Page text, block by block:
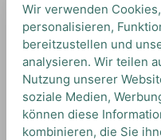
TIPS & TRICKS
HOW TO DRINK
Dieser Gin eignet
mitteltrockenen
für Cocktails wie den
Wir verwenden
personalisieren,
bereitzustellen und
analysieren. Wir teilen
Nutzung unserer
soziale Medien,
können diese
kombinieren, die Sie